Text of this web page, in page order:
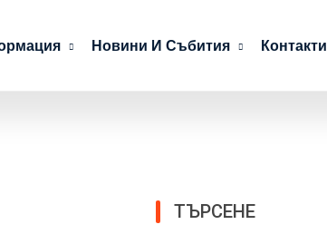
Новини И Събития Контакти
ТЪРСЕНЕ